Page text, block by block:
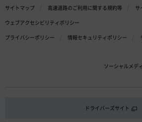
サイトマップ 高速道路のご利用に関する規約等
サ
ウェブアクセシビリティポリシー
プライバシーポリシー
情報セキュリティポリシー
ソーシャルメデ
ドライバーズサイト